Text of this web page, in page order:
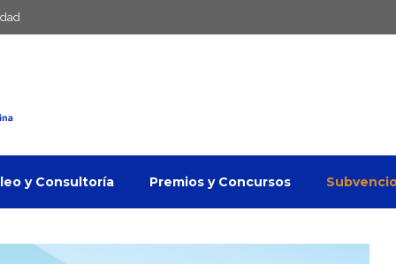
y Consultoría Premios y Concursos